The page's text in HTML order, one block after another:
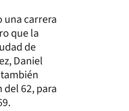
una carrera
que la
de
Daniel
62, para